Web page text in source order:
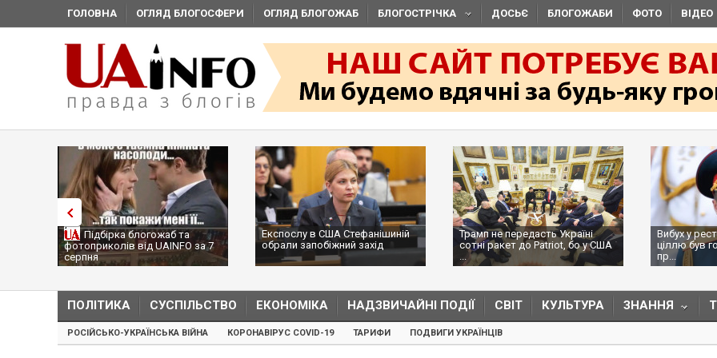
ГОЛОВНА ОГЛЯД БЛОГОСФЕРИ ОГЛЯД БЛОГОЖАБ БЛОГОСТРІЧКА ДОСЬЄ БЛОГОЖАБИ ФОТО ВІДЕО
Підбірка блогожаб та
фотоприколів від UAINFO за 7
серпня
Експослу в США Стефанішиній
обрали запобіжний захід
Трамп не передасть Україні
сотні ракет до Patriot, бо у США
...
Вибух у
ціллю був
пр...
ПОЛІТИКА СУСПІЛЬСТВО ЕКОНОМІКА НАДЗВИЧАЙНІ ПОДІЇ СВІТ КУЛЬТУРА ЗНАННЯ
РОСІЙСЬКО-УКРАЇНСЬКА ВІЙНА КОРОНАВІРУС COVID-19 ТАРИФИ ПОДВИГИ УКРАЇНЦІВ